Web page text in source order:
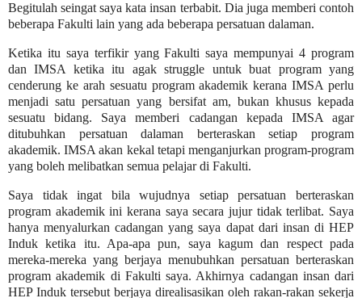
Begitulah seingat saya kata insan terbabit. Dia juga memberi contoh
beberapa Fakulti lain yang ada beberapa persatuan dalaman.
Ketika itu saya terfikir yang Fakulti saya mempunyai 4 program
dan IMSA ketika itu agak struggle untuk buat program yang
cenderung ke arah sesuatu program akademik kerana IMSA perlu
menjadi satu persatuan yang bersifat am, bukan khusus kepada
sesuatu bidang. Saya memberi cadangan kepada IMSA agar
ditubuhkan persatuan dalaman berteraskan setiap program
akademik. IMSA akan kekal tetapi menganjurkan program-program
yang boleh melibatkan semua pelajar di Fakulti.
Saya tidak ingat bila wujudnya setiap persatuan berteraskan
program akademik ini kerana saya secara jujur tidak terlibat. Saya
hanya menyalurkan cadangan yang saya dapat dari insan di HEP
Induk ketika itu. Apa-apa pun, saya kagum dan respect pada
mereka-mereka yang berjaya menubuhkan persatuan berteraskan
program akademik di Fakulti saya. Akhirnya cadangan insan dari
HEP Induk tersebut berjaya direalisasikan oleh rakan-rakan sekerja